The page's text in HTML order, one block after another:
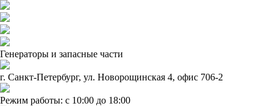
Генераторы и запаcные части
г. Санкт-Петербург, ул. Новорощинская 4, офис 706-2
Режим работы: с 10:00 до 18:00